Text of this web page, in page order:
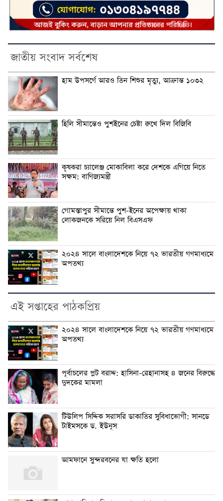
জাতীয় সংবাদ সর্বশেষ
হাম উপসর্গে আরও তিন শিশুর মৃত্যু, আক্রান্ত ১০৩২
হিলি সীমান্তেও পুশইনের চেষ্টা রুখে দিল বিজিবি
কৃষকরা চ্যালেঞ্জ মোকাবিলা করে দেশকে এগিয়ে নিতে
সক্ষম: বাণিজ্যমন্ত্রী
গোমস্তাপুর সীমান্তে পুশ-ইনের অপেক্ষায় থাকা
লোকজনকে সরিয়ে নিল বিএসএফ
২০২৪ সালে বাংলাদেশকে নিয়ে ৭২ ভারতীয় গণমাধ্যমে
অপতথ্য
এই সপ্তাহের পাঠকপ্রিয়
২০২৪ সালে বাংলাদেশকে নিয়ে ৭২ ভারতীয় গণমাধ্যমে
অপতথ্য
পূর্বাচলের প্লট বরাদ্দ: হাসিনা-রেহানাসহ ৪ জনের বিরুদ্ধে
দুদকের মামলা
টিউলিপ সিদ্দিক সরাসরি ডাকাতির সুবিধাভোগী: সানডে
টাইমসকে ড. ইউনূস
আমফানে সুন্দরবনের যা ক্ষতি হলো